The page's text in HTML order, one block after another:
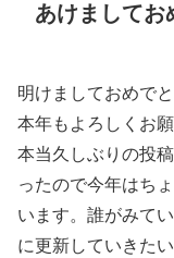
あけましてお
明けましておめで
本年もよろしくお願
本当久しぶりの投
ったので今年はち
います。誰がみて
に更新していきたい